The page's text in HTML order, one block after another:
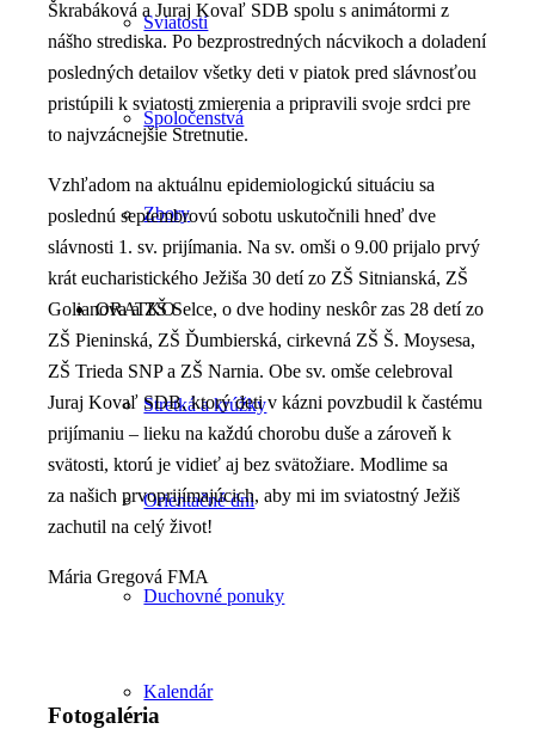
Sviatosti
Spoločenstvá
Zbory
ORATKO
Stretká a krúžky
Orientačné dni
Duchovné ponuky
Kalendár
Škrabáková a Juraj Kovaľ SDB spolu s animátormi z
nášho strediska. Po bezprostredných nácvikoch a doladení
posledných detailov všetky deti v piatok pred slávnosťou
pristúpili k sviatosti zmierenia a pripravili svoje srdci pre
to najvzácnejšie Stretnutie.
Vzhľadom na aktuálnu epidemiologickú situáciu sa
poslednú septembrovú sobotu uskutočnili hneď dve
slávnosti 1. sv. prijímania. Na sv. omši o 9.00 prijalo prvý
krát eucharistického Ježiša 30 detí zo ZŠ Sitnianská, ZŠ
Golianova a ZŠ Selce, o dve hodiny neskôr zas 28 detí zo
ZŠ Pieninská, ZŠĎumbierská, cirkevná ZŠ Š.Moysesa,
ZŠ Trieda SNP a ZŠNarnia. Obe sv. omše celebroval
Juraj Kovaľ SDB, ktorý deti v kázni povzbudil k častému
prijímaniu – lieku na každú chorobu duše a zároveň k
svätosti, ktorú je vidieť aj bez svätožiare. Modlime sa
zanašich prvoprijímajúcich, aby mi im sviatostný Ježiš
zachutil na celý život!
Mária Gregová FMA
Fotogaléria